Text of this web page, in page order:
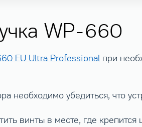
WP-660
EU Ultra Professionalпри
необходимо убедиться, что
винты в месте, где